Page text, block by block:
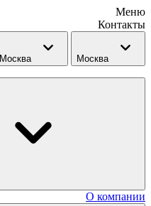
Меню
Контакты
Москва Москва
О компании